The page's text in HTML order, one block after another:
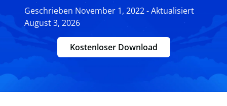
Geschrieben November 1, 2022 - Aktualisiert
August 3, 2026
Kostenloser Download